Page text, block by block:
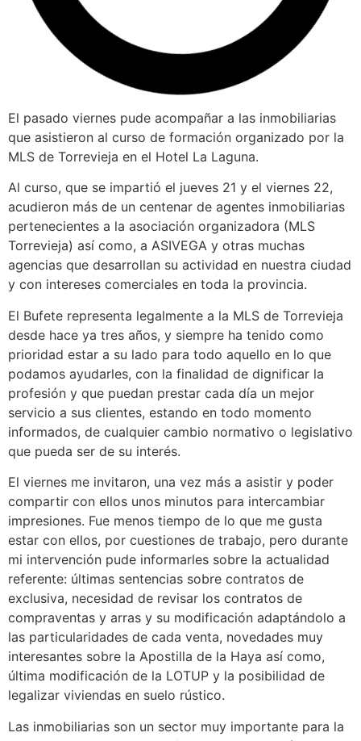
El pasado viernes pude acompañar a las inmobiliarias
que asistieron al curso de formación organizado por la
MLS de Torrevieja en el Hotel La Laguna.
Al curso, que se impartió el jueves 21 y el viernes 22,
acudieron más de un centenar de agentes inmobiliarias
pertenecientes a la asociación organizadora (MLS
Torrevieja) así como, a ASIVEGA y otras muchas
agencias que desarrollan su actividad en nuestra ciudad
y con intereses comerciales en toda la provincia.
El Bufete representa legalmente a la MLS de Torrevieja
desde hace ya tres años, y siempre ha tenido como
prioridad estar a su lado para todo aquello en lo que
podamos ayudarles, con la finalidad de dignificar la
profesión y que puedan prestar cada día un mejor
servicio a sus clientes, estando en todo momento
informados, de cualquier cambio normativo o legislativo
que pueda ser de su interés.
El viernes me invitaron, una vez más a asistir y poder
compartir con ellos unos minutos para intercambiar
impresiones. Fue menos tiempo de lo que me gusta
estar con ellos, por cuestiones de trabajo, pero durante
mi intervención pude informarles sobre la actualidad
referente: últimas sentencias sobre contratos de
exclusiva, necesidad de revisar los contratos de
compraventas y arras y su modificación adaptándolo a
las particularidades de cada venta, novedades muy
interesantes sobre la Apostilla de la Haya así como,
última modificación de la LOTUP y la posibilidad de
legalizar viviendas en suelo rústico.
Las inmobiliarias son un sector muy importante para la